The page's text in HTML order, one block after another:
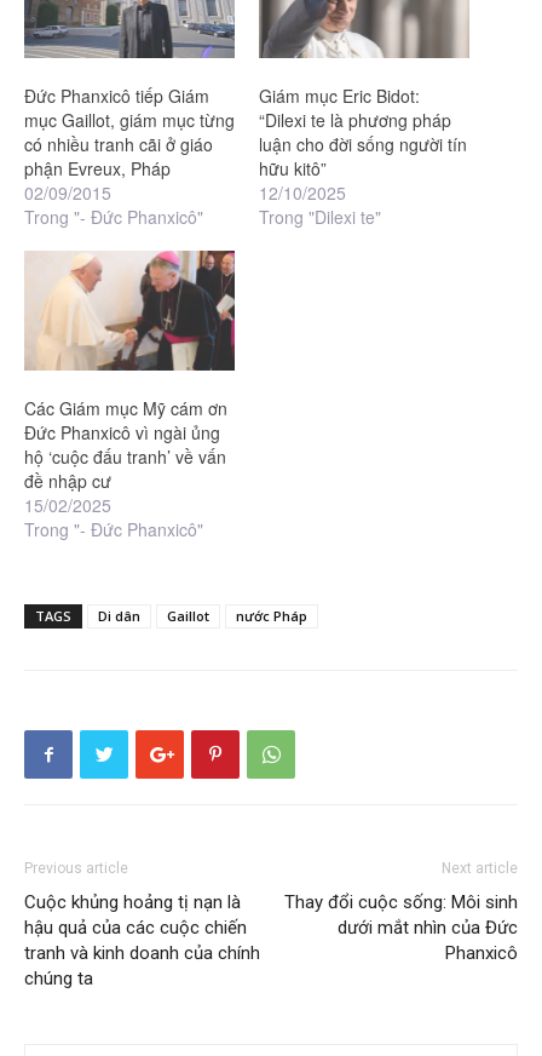
Đức Phanxicô tiếp Giám
mục Gaillot, giám mục từng
có nhiều tranh cãi ở giáo
phận Evreux, Pháp
02/09/2015
Trong "- Đức Phanxicô"
Giám mục Eric Bidot:
“Dilexi te là phương pháp
luận cho đời sống người tín
hữu kitô”
12/10/2025
Trong "Dilexi te"
Các Giám mục Mỹ cám ơn
Đức Phanxicô vì ngài ủng
hộ ‘cuộc đấu tranh’ về vấn
đề nhập cư
15/02/2025
Trong "- Đức Phanxicô"
TAGS Di dân Gaillot nước Pháp
Previous article
Cuộc khủng hoảng tị nạn là
hậu quả của các cuộc chiến
tranh và kinh doanh của chính
chúng ta
Next article
Thay đổi cuộc sống: Môi sinh
dưới mắt nhìn của Đức
Phanxicô